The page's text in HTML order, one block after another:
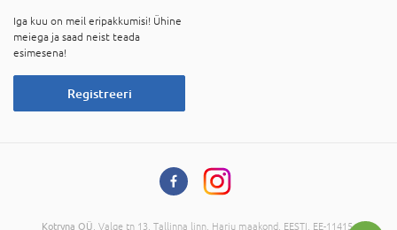
Iga kuu on meil eripakkumisi! Ühine
meiega ja saad neist teada
esimesena!
Registreeri
Kotryna OÜ , Valge tn 13, Tallinna linn, Harju maakond, EESTI, EE-11415,